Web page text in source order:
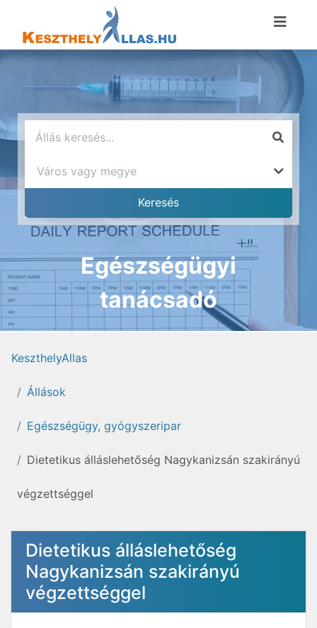
Egészségügyi
tanácsadó
KeszthelyAllas
Állások
Egészségügy, gyógyszeripar
Dietetikus álláslehetőség Nagykanizsán szakirányú
végzettséggel
Dietetikus álláslehetőség
Nagykanizsán szakirányú
végzettséggel